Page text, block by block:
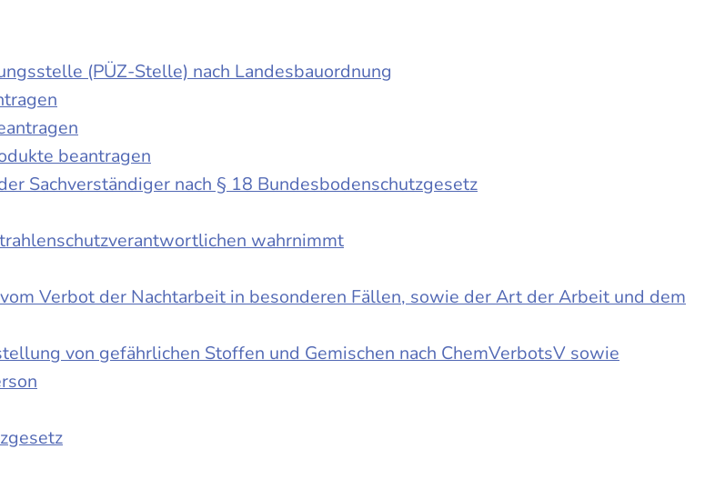
(PÜZ-Stelle) nach Landesbauordnung
beantragen
Sachverständiger nach § 18 Bundesbodenschutzgesetz
wahrnimmt
Verbot der Nachtarbeit in besonderen Fällen, sowie der Art der Arbeit und dem
von gefährlichen Stoffen und Gemischen nach ChemVerbotsV sowie